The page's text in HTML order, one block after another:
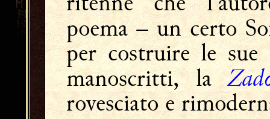
poema – un certo
per costruire le sue
manoscritti, la
rovesciato e